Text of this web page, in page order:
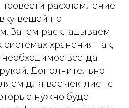
расхламление
вещей по
Затем раскладываем
системах хранения так,
всегда
Дополнительно
для вас чек-лист с
нужно будет